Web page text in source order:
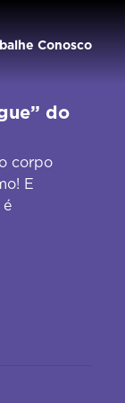
Conosco
do
corpo
E
é